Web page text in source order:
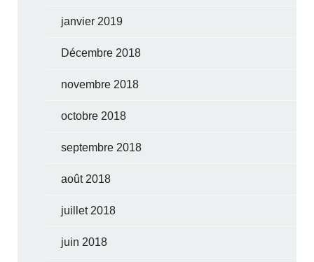
janvier 2019
Décembre 2018
novembre 2018
octobre 2018
septembre 2018
août 2018
juillet 2018
juin 2018